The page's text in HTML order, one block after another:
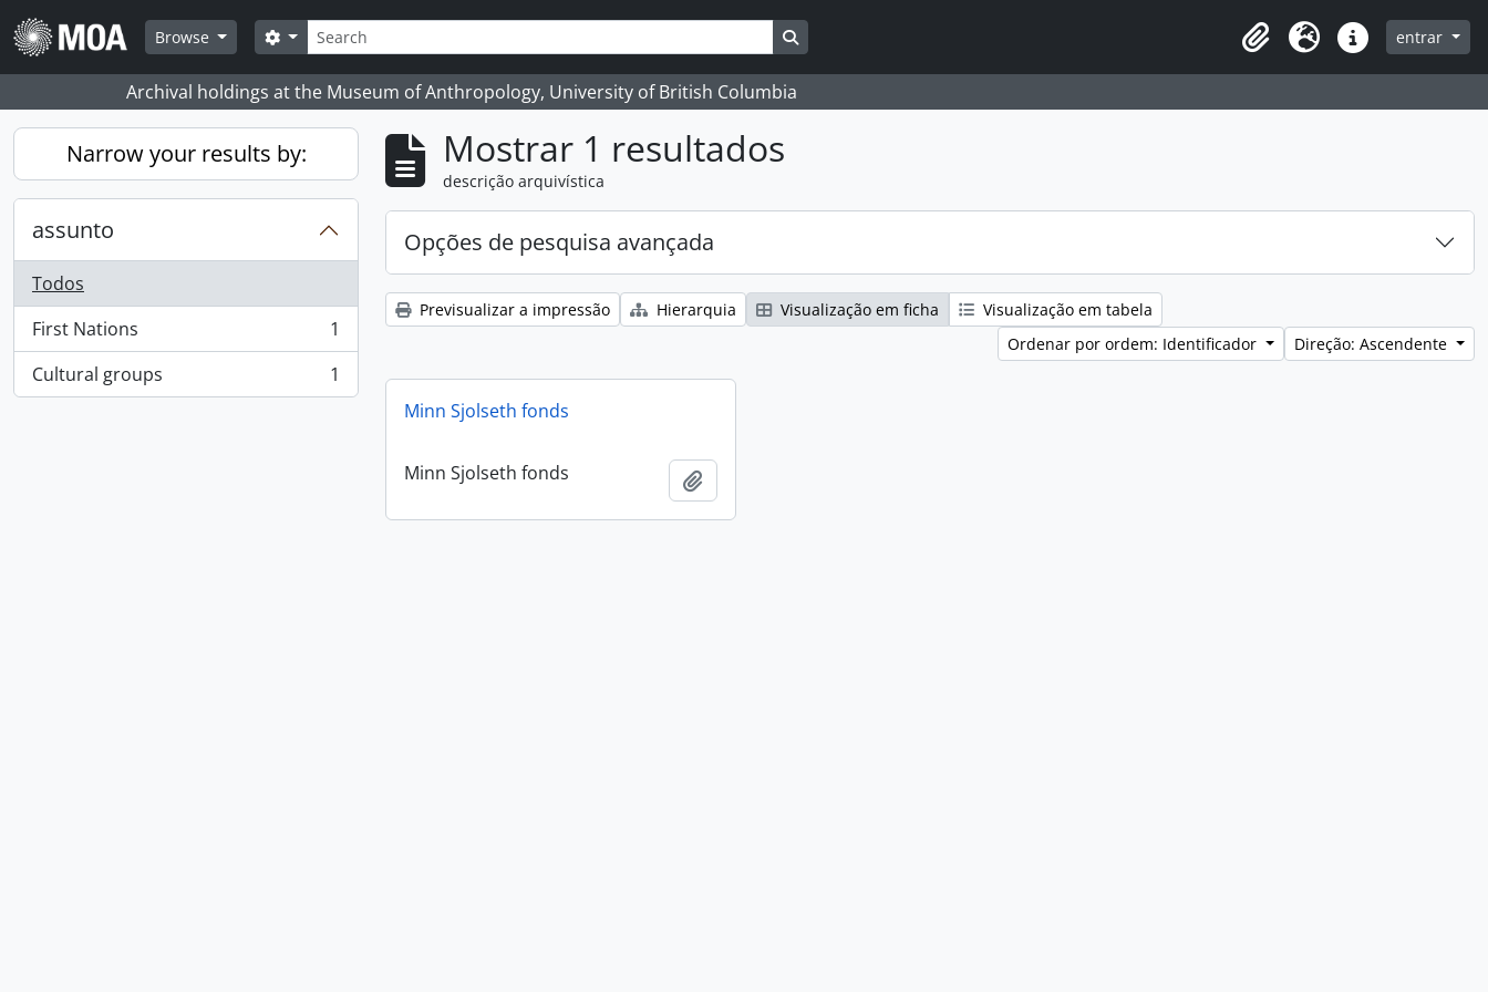
Skip to main content
Browse
Pesquisar
Search options Search in browse page
Clipboard
Idioma Ligações rápidas
entrar
Archival holdings at the Museum of Anthropology, University of British Columbia
Narrow your results by:
assunto
Todos
First Nations
, 1 resultados
1
Cultural groups
, 1 resultados 1
Mostrar 1 resultados
descrição arquivística
Opções de pesquisa avançada
Previsualizar a impressão Hierarquia Visualização em ficha
Visualização em tabela
Ordenar por ordem: Identificador
Direção: Ascendente
Minn Sjolseth fonds
Minn Sjolseth fonds